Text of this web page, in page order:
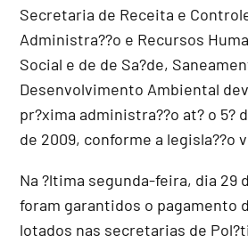
Secretaria de Receita e
Administra??o e Recursos
Social e de de Sa?de,
Desenvolvimento Ambiental
pr?xima administra??o at? o 5?
de 2009, conforme a legisla??o
Na ?ltima segunda-feira, dia 29
foram garantidos o pagamento
lotados nas secretarias de